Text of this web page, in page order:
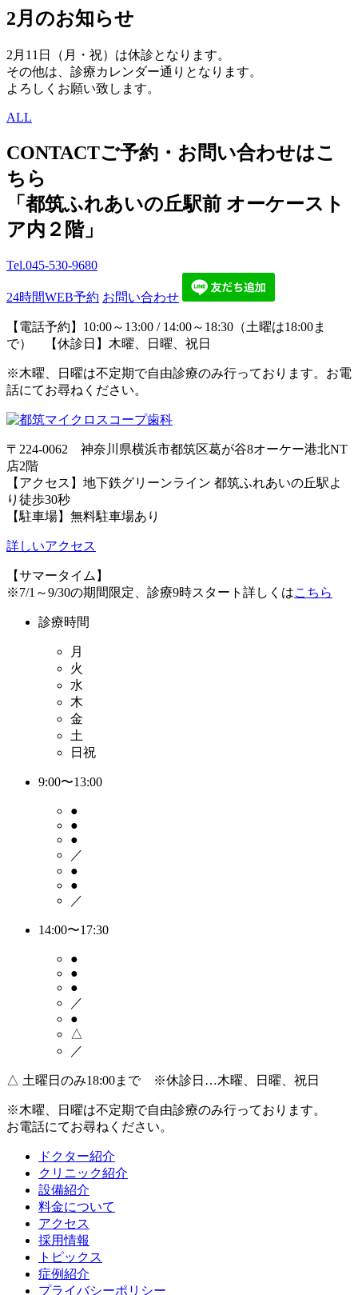
2月のお知らせ
2月11日（月・祝）は休診となります。
その他は、診療カレンダー通りとなります。
よろしくお願い致します。
ALL
CONTACTご予約・お問い合わせはこ
ちら
「都筑ふれあいの丘駅前 オーケースト
ア内２階」
Tel.045-530-9680
24時間WEB予約 お問い合わせ
【電話予約】10:00～13:00 / 14:00～18:30（土曜は18:00ま
で） 【休診日】木曜、日曜、祝日
※木曜、日曜は不定期で自由診療のみ行っております。お電
話にてお尋ねください。
〒224-0062 神奈川県横浜市都筑区葛が谷8オーケー港北NT
店2階
【アクセス】地下鉄グリーンライン 都筑ふれあいの丘駅よ
り徒歩30秒
【駐車場】無料駐車場あり
詳しいアクセス
【サマータイム】
※7/1～9/30の期間限定、診療9時スタート詳しくはこちら
診療時間
月
火
水
木
金
土
日祝
9:00〜13:00
●
●
●
／
●
●
／
14:00〜17:30
●
●
●
／
●
△
／
△ 土曜日のみ18:00まで ※休診日…木曜、日曜、祝日
※木曜、日曜は不定期で自由診療のみ行っております。
お電話にてお尋ねください。
ドクター紹介
クリニック紹介
設備紹介
料金について
アクセス
採用情報
トピックス
症例紹介
プライバシーポリシー